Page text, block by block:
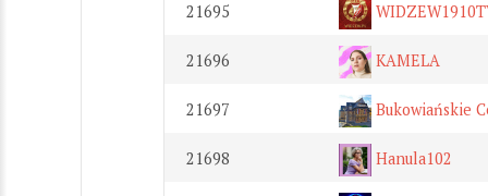
21695
21696 KAMELA
21697 Bukowiańskie
21698 Hanula102